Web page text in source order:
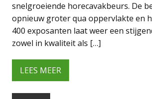
snelgroeiende horecavakbeurs. De
opnieuw groter qua oppervlakte en
400 exposanten laat weer een
zowel in kwaliteit als […]
LEES MEER